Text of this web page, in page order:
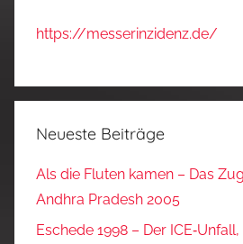
https://messerinzidenz.de/
Neueste Beiträge
Als die Fluten kamen – Das
Andhra Pradesh 2005
Eschede 1998 – Der